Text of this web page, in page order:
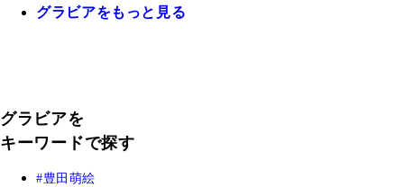
グラビアをもっと見る
グラビアを
キーワードで探す
豊田萌絵